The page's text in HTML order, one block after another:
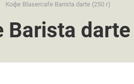
Кофе Blasercafe Barista darte (250 г)
darte